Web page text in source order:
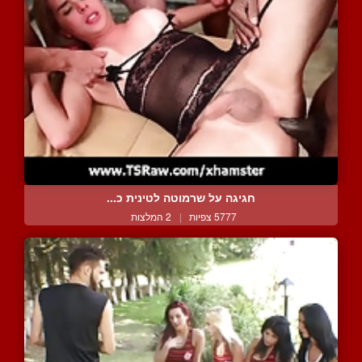
חגיגה על שרמוטה לטינית כ...
5777 צפיות | 2 המלצות